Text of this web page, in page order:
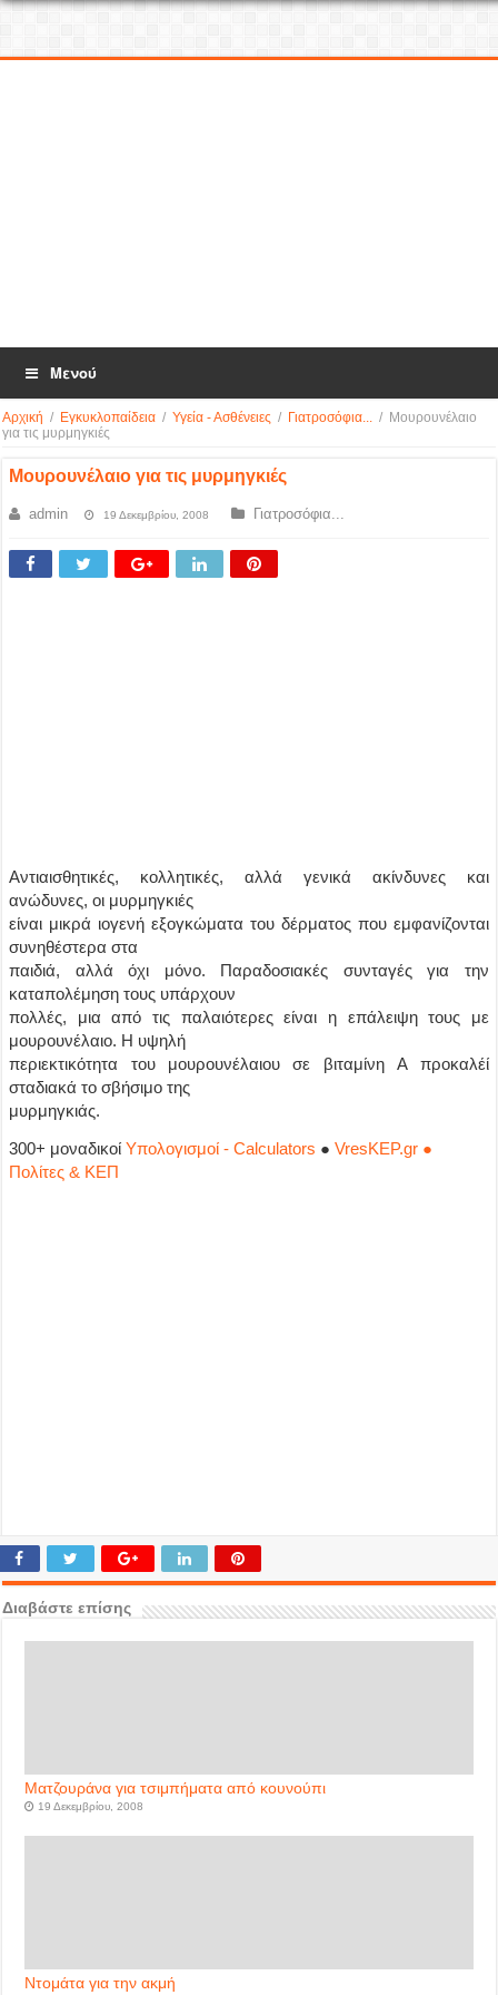
Μενού
Αρχική / Εγκυκλοπαίδεια / Υγεία - Ασθένειες / Γιατροσόφια... / Μουρουνέλαιο
για τις μυρμηγκιές
Μουρουνέλαιο για τις μυρμηγκιές
admin 19 Δεκεμβρίου, 2008 Γιατροσόφια...
Αντιαισθητικές, κολλητικές, αλλά γενικά ακίνδυνες και
ανώδυνες, οι μυρμηγκιές
είναι μικρά ιογενή εξογκώματα του δέρματος που εμφανίζονται
συνηθέστερα στα
παιδιά, αλλά όχι μόνο. Παραδοσιακές συνταγές για την
καταπολέμηση τους υπάρχουν
πολλές, μια από τις παλαιότερες είναι η επάλειψη τους με
μουρουνέλαιο. Η υψηλή
περιεκτικότητα του μουρουνέλαιου σε βιταμίνη A προκαλέί
σταδιακά το σβήσιμο της
μυρμηγκιάς.
300+ μοναδικοίΥπολογισμοί - Calculators ●VresKEP.gr ●
Πολίτες & ΚΕΠ
Διαβάστε επίσης
Ματζουράνα για τσιμπήματα από κουνούπι
19 Δεκεμβρίου, 2008
Ντομάτα για την ακμή